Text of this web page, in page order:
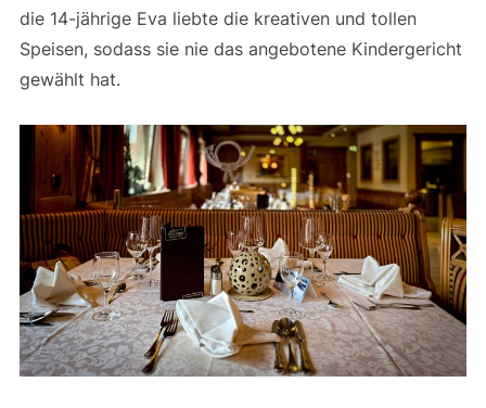
die 14-jährige Eva liebte die kreativen und tollen
Speisen, sodass sie nie das angebotene Kindergericht
gewählt hat.